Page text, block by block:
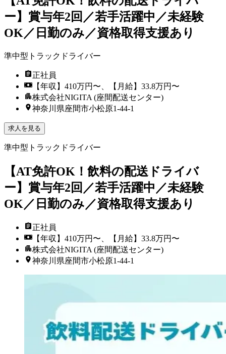
ー】賞与年2回／若手活躍中／未経験
OK／日勤のみ／資格取得支援あり
準中型トラックドライバー
正社員
【年収】410万円〜、【月給】33.8万円〜
株式会社NIGITA (座間配送センター)
神奈川県座間市小松原1-44-1
求人を見る
準中型トラックドライバー
【AT免許OK！飲料の配送ドライバ
ー】賞与年2回／若手活躍中／未経験
OK／日勤のみ／資格取得支援あり
正社員
【年収】410万円〜、【月給】33.8万円〜
株式会社NIGITA (座間配送センター)
神奈川県座間市小松原1-44-1